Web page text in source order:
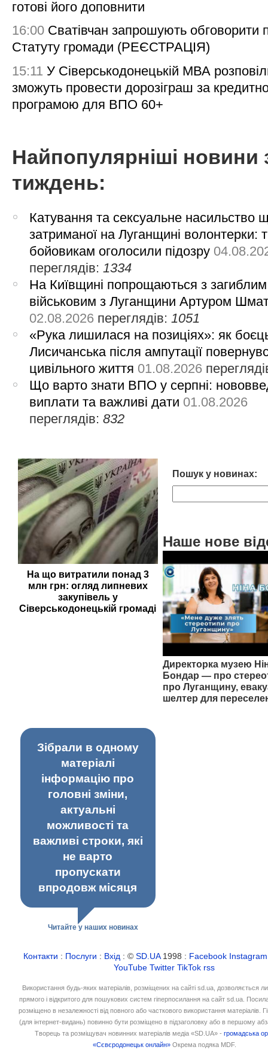
готові його доповнити
16:00 Сватівчан запрошують обговорити
Статуту громади (РЕЄСТРАЦІЯ)
15:11 У Сіверськодонецькій МВА
зможуть провести дорозіграш за
програмою для ВПО 60+
Найпопулярніші новини
тиждень:
Катування та сексуальне насильство
затриманої на Луганщині волонтерки:
бойовикам оголосили підозру
переглядів: 1334
На Київщині попрощаються з загиблим
військовим з Луганщини Артуром
02.08.2026 переглядів: 1051
«Рука лишилася на позиціях»: як
Лисичанська після ампутації
цивільного життя 01.08.2026
Що варто знати ВПО у серпні:
виплати та важливі дати 01.08.2026
переглядів:832
На що витратили понад 3
млн грн: огляд липневих
закупівель у
Сіверськодонецькій громаді
Пошук у новинах:
Наше нове
Директорка музею
Бондар — про
про Луганщину,
шелтер для
Зібрали в одному
матеріалі
інформацію про
головні зміни,
актуальні
можливості та
важливі строки, які
не варто
пропускати
впродовж місяця
Читайте у наших новинах
Контакти : Послуги : Вхід : ©SD.UA1998 : Facebook Instagram
YouTube Twitter TikTok rss
Використання будь-яких матеріалів, розміщених на сайті sd.ua, дозволяється
прямого і відкритого для пошукових систем гіперпосилання на сайт sd.ua.
розміщено в незалежності від повного або часткового використання матеріалів.
(для інтернет-видань) повинно бути розміщено в підзаголовку або в першому
Творець та розміщувач новинних матеріалів медіа «SD.UA» -громадська
«Сєвєродонецьк онлайн» Окрема подяка MDF.